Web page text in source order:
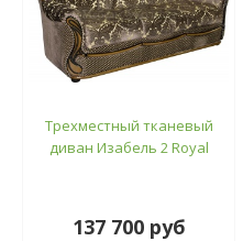
Трехместный тканевый
диван Изабель 2 Royal
137 700 руб